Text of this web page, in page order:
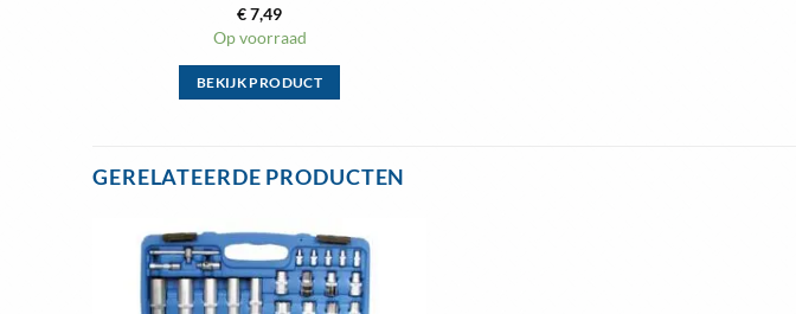
€7,49
Op voorraad
BEKIJK PRODUCT
heeft
Deze
optie
kan
GERELATEERDE PRODUCTEN